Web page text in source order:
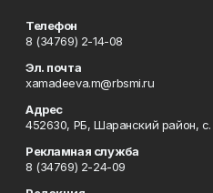
Телефон
8 (34769) 2-14-08
Эл. почта
xamadeeva.m@rbsmi.ru
Адрес
452630, РБ, Шаранский район,
Рекламная служба
8 (34769) 2-24-09